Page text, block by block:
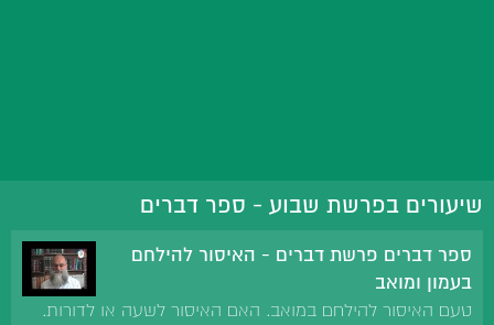
שיעורים בפרשת שבוע - ספר דברים
ספר דברים פרשת דברים - האיסור להילחם
בעמון ומואב
טעם האיסור להילחם במואב. האם האיסור לשעה או לדורות.